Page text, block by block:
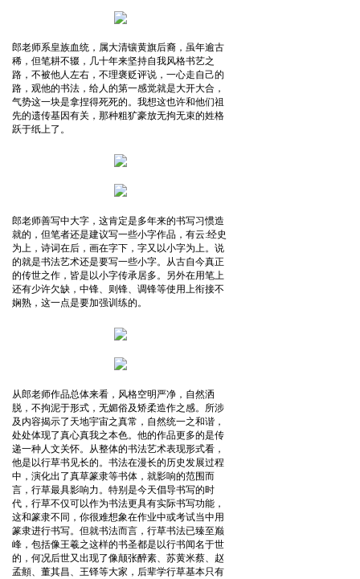
郎老师系皇族血统，属大清镶黄旗后裔，虽年逾古
稀，但笔耕不辍，几十年来坚持自我风格书艺之
路，不被他人左右，不理褒贬评说，一心走自己的
路，观他的书法，给人的第一感觉就是大开大合，
气势这一块是拿捏得死死的。我想这也许和他们祖
先的遗传基因有关，那种粗犷豪放无拘无束的姓格
跃于纸上了。
郎老师善写中大字，这肯定是多年来的书写习惯造
就的，但笔者还是建议写一些小字作品，有云:经史
为上，诗词在后，画在字下，字又以小字为上。说
的就是书法艺术还是要写一些小字。从古自今真正
的传世之作，皆是以小字传承居多。另外在用笔上
还有少许欠缺，中锋、则锋、调锋等使用上衔接不
娴熟，这一点是要加强训练的。
从郎老师作品总体来看，风格空明严净，自然洒
脱，不拘泥于形式，无媚俗及矫柔造作之感。所涉
及内容揭示了天地宇宙之真常，自然统一之和谐，
处处体现了真心真我之本色。他的作品更多的是传
递一种人文关怀。从整体的书法艺术表现形式看，
他是以行草书见长的。书法在漫长的历史发展过程
中，演化出了真草篆隶等书体，就影响的范围而
言，行草最具影响力。特别是今天倡导书写的时
代，行草不仅可以作为书法更具有实际书写功能，
这和篆隶不同，你很难想象在作业中或考试当中用
篆隶进行书写。但就书法而言，行草书法已臻至巅
峰，包括像王羲之这样的书圣都是以行书闻名于世
的，何况后世又出现了像颠张醉素、苏黄米蔡、赵
孟頫、董其昌、王铎等大家，后辈学行草基本只有